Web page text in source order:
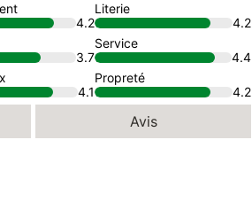
4.2
3.7
4.1
Literie
4.2
Service
4.4
Propreté
4.2
Avis